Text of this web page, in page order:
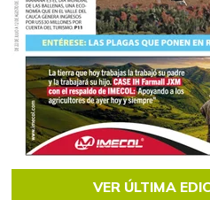
VER ÚLTIMA